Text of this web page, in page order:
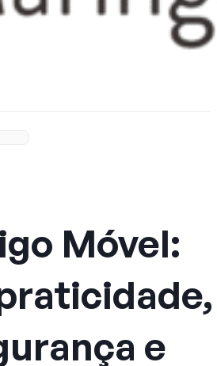
Móvel:
e